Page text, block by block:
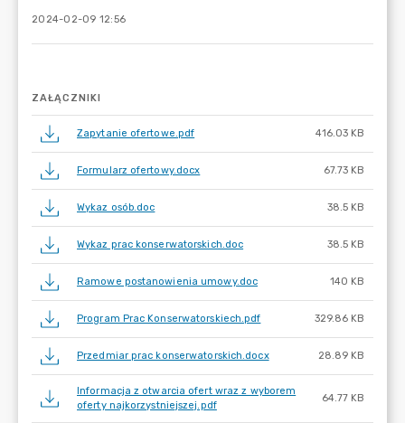
2024-02-09 12:56
ZAŁĄCZNIKI
Zapytanie ofertowe.pdf 416.03 KB
Formularz ofertowy.docx 67.73 KB
Wykaz osób.doc 38.5 KB
Wykaz prac konserwatorskich.doc 38.5 KB
Ramowe postanowienia umowy.doc 140 KB
Program Prac Konserwatorskiech.pdf 329.86 KB
Przedmiar prac konserwatorskich.docx 28.89 KB
Informacja z otwarcia ofert wraz z wyborem
oferty najkorzystniejszej.pdf
64.77 KB